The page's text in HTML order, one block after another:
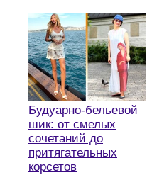
Будуарно‑бельевой
шик: от смелых
сочетаний до
притягательных
корсетов